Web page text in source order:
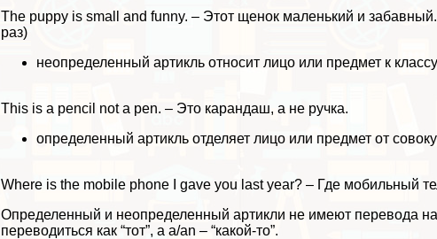
The puppy is small and funny. – Этот щенок маленький и
раз)
неопределенный артикль относит лицо или предмет к
This is a pencil not a pen. – Это карандаш, а не ручка.
определенный артикль отделяет лицо или предмет от
Where is the mobile phone I gave you last year? – Где мобильный
Определенный и неопределенный артикли не имеют перевода
переводиться как “тот”, а a/an – “какой-то”.